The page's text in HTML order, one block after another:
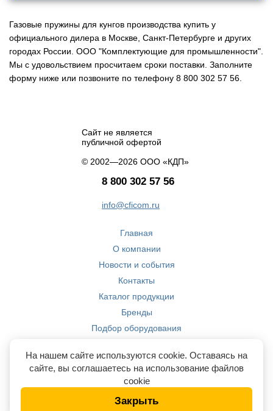
Газовые пружины для кунгов производства купить у
официального дилера в Москве, Санкт-Петербурге и других
городах России. ООО "Комплектующие для промышленности".
Мы с удовольствием просчитаем сроки поставки. Заполните
форму ниже или позвоните по телефону 8 800 302 57 56.
Сайт не является
публичной офертой
© 2002—2026 ООО «КДП»
8 800 302 57 56
info@cficom.ru
Главная
О компании
Новости и события
Контакты
Каталог продукции
Бренды
Подбор оборудования
Компетенции
На нашем сайте используются cookie. Оставаясь на
сайте, вы соглашаетесь на использование файлов
cookie
Закрыть